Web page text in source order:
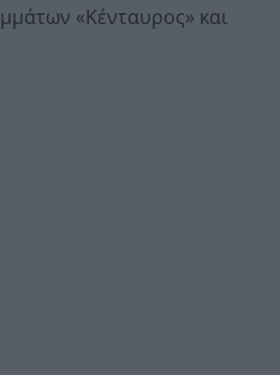
«Κένταυρος» και